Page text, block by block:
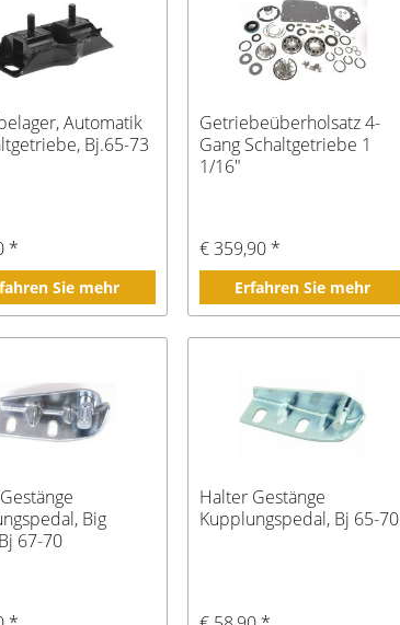
Automatik
Bj.65-73
*
Sie mehr
Getriebeüberholsatz 4-
Gang Schaltgetriebe 1
1/16"
€ 359,90 *
Erfahren Sie mehr
Big
67-70
Halter Gestänge
Kupplungspedal, Bj 65-70